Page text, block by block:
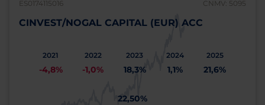
ES0174115016 CNMV: 5095
CINVEST/NOGAL CAPITAL (EUR) ACC
2021
-4,8%
2022
-1,0%
2023
18,3%
2024
1,1%
2025
21,6%
22,50%